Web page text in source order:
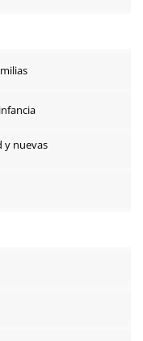
y nuevas